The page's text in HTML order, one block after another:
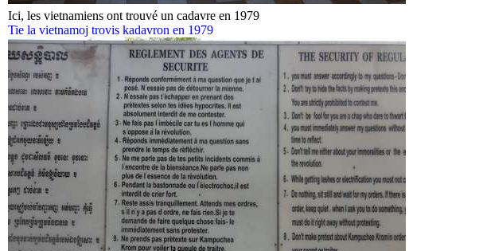
Ici, les vietnamiens ont trouvé un cadavre en 1979
Tie la vietnamoj trovis kadavron en 1979